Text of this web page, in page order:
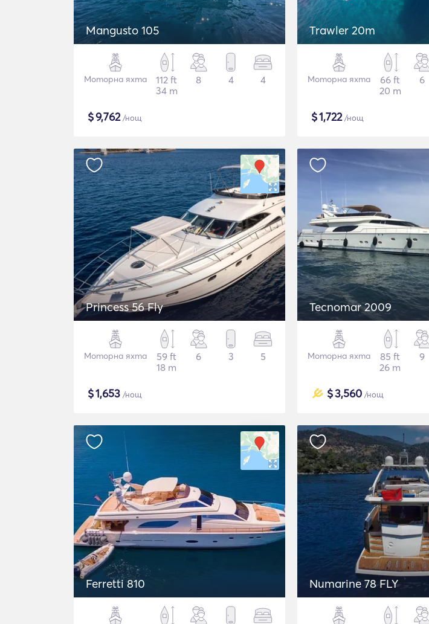
Mangusto 105
Моторна яхта
112 ft
34 m
8 4 4
$9,762/нощ
Trawler 20m
Моторна яхта
66 ft
20 m
6
$1,722/нощ
Princess 56 Fly
Моторна яхта
59 ft
18 m
6 3 5
$1,653 /нощ
Tecnomar 2009
Моторна яхта
85 ft
26 m
9
$3,560 /нощ
Ferretti 810 Numarine 78 FLY